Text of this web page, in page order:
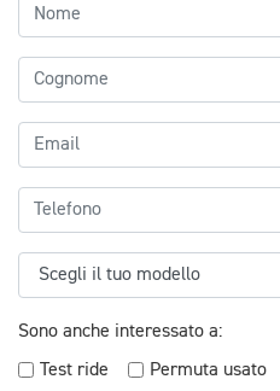
Sono anche interessato a:
Test ride
Permuta usato